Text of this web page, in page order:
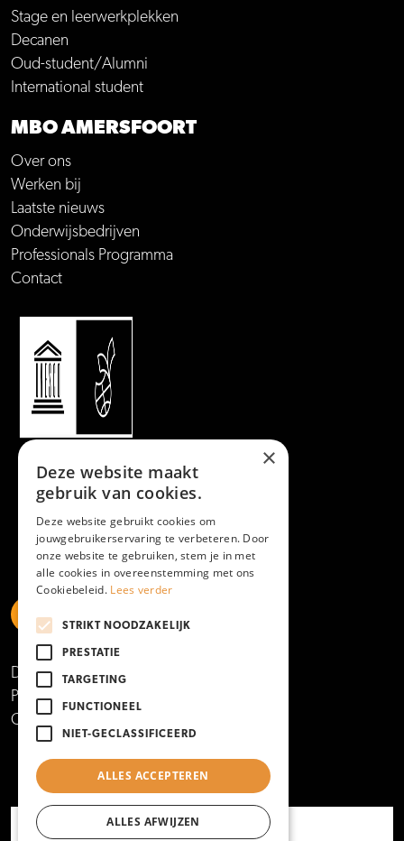
Stage en leerwerkplekken
Decanen
Oud-student/Alumni
International student
MBO AMERSFOORT
Over ons
Werken bij
Laatste nieuws
Onderwijsbedrijven
Professionals Programma
Contact
https://www.linkedin.com/school/mboamersfoort
https://www.instagram.com/mboamersfoort/
https://www.facebook.com/MBOAmersfoort
Disclaimer
Privacy- en cookieverklaring
Copyright 2025
×
Deze website maakt
gebruik van cookies.
Deze website gebruikt cookies om
jouwgebruikerservaring te verbeteren. Door
onze website te gebruiken, stem je in met
alle cookies in overeenstemming met ons
Cookiebeleid. Lees verder
STRIKT NOODZAKELIJK
PRESTATIE
TARGETING
FUNCTIONEEL
NIET-GECLASSIFICEERD
ALLES ACCEPTEREN
ALLES AFWIJZEN